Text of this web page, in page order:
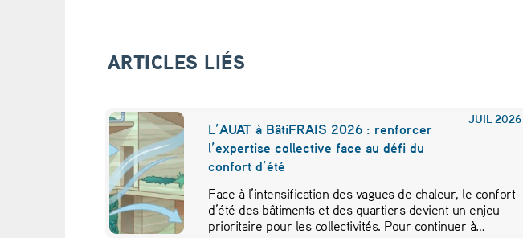
v
i
c
e
d
e
ARTICLES LIÉS
JUIL 2026
L’AUAT à BâtiFRAIS 2026 : renforcer
l’expertise collective face au défi du
confort d’été
Face à l’intensification des vagues de chaleur, le confort
d’été des bâtiments et des quartiers devient un enjeu
prioritaire pour les collectivités. Pour continuer à…